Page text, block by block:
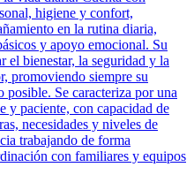
higiene y confort,
en la rutina diaria,
y apoyo emocional. Su
el bienestar, la seguridad y la
promoviendo siempre su
posible. Se caracteriza por una
y paciente, con capacidad de
necesidades y niveles de
trabajando de forma
con familiares y equipos